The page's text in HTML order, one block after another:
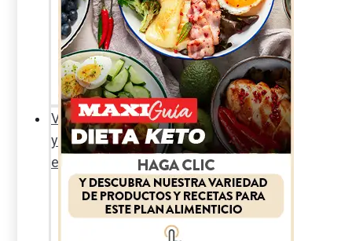
Sexualidad
responsable
En
la
percha
Vida
y
estilo
Productos
nuevos